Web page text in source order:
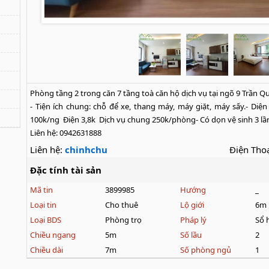
Phòng tầng 2 trong căn 7 tầng toà căn hộ dịch vụ tại ngõ 9 Trần
- Tiện ích chung: chỗ để xe, thang máy, máy giặt, máy sấy.-
100k/ng  Điện 3,8k  Dịch vụ chung 250k/phòng- Có dọn vệ sinh 3
Liên hệ: 0942631888
Liên hệ: chinhchu
Điện
Đặc tính tài sản
Mã tin 3899985 Hướng
Loại tin
Cho thuê Lộ giới
6m
Loại BDS
Phòng trọ Pháp lý
Sổ
Chiều ngang
5m Số lầu
2
Chiều dài
7m Số phòng ngủ 1